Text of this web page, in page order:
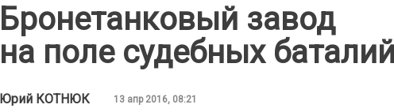
Бронетанковый завод
на поле судебных баталий
Юрий КОТНЮК 13 апр 2016, 08:21